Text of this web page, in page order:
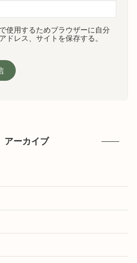
使用するためブラウザーに自分
ドレス、サイトを保存する。
アーカイブ